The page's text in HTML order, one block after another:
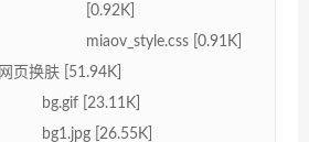
[0.92K]
miaov_style.css [0.91K]
网页换肤 [51.94K]
bg.gif [23.11K]
bg1.jpg [26.55K]